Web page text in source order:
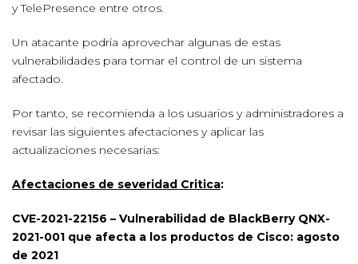
y TelePresence entre otros.
Un atacante podría aprovechar algunas de estas
vulnerabilidades para tomar el control de un sistema
afectado.
Por tanto, se recomienda a los usuarios y administradores a
revisar las siguientes afectaciones y aplicar las
actualizaciones necesarias:
Afectaciones de severidad Critica:
CVE-2021-22156 – Vulnerabilidad de BlackBerry QNX-
2021-001 que afecta a los productos de Cisco: agosto
de 2021